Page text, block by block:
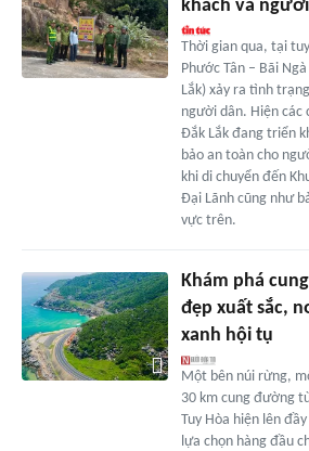
khách và
Thời gian qua, tại
Phước Tân – Bãi
Lắk) xảy ra tình
người dân. Hiện các
Đắk Lắk đang triển
bảo an toàn cho
khi di chuyển đến
Đại Lãnh cũng như
vực trên.
Khám phá
đẹp xuất sắc,
xanh hội tụ
Một bên núi rừng,
30 km cung đường
Tuy Hòa hiện lên
lựa chọn hàng đầu